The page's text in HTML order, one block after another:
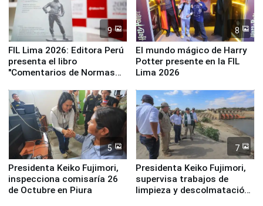
9
FIL Lima 2026: Editora Perú
presenta el libro
"Comentarios de Normas
Derecho Colectivo"
8
El mundo mágico de Harry
Potter presente en la FIL
Lima 2026
5
Presidenta Keiko Fujimori,
inspecciona comisaría 26
de Octubre en Piura
7
Presidenta Keiko Fujimori,
supervisa trabajos de
limpieza y descolmatación